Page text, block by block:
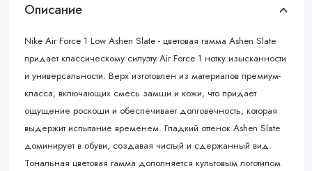
Описание
Nike Air Force 1 Low Ashen Slate - цветовая гамма Ashen Slate
придает классическому силуэту Air Force 1 нотку изысканности
и универсальности. Верх изготовлен из материалов премиум-
класса, включающих смесь замши и кожи, что придает
ощущение роскоши и обеспечивает долговечность, которая
выдержит испытание временем. Гладкий оттенок Ashen Slate
доминирует в обуви, создавая чистый и сдержанный вид.
Тональная цветовая гамма дополняется культовым логотипом